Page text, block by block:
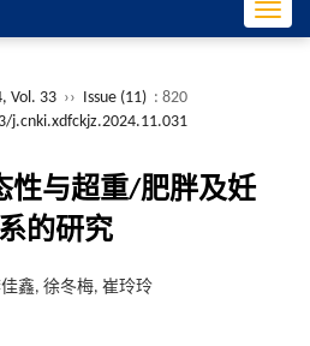
Vol. 33 ›› Issue (11) : 820
j.cnki.xdfckjz.2024.11.031
性与超重/肥胖及妊
的研究
鑫, 徐冬梅, 崔玲玲